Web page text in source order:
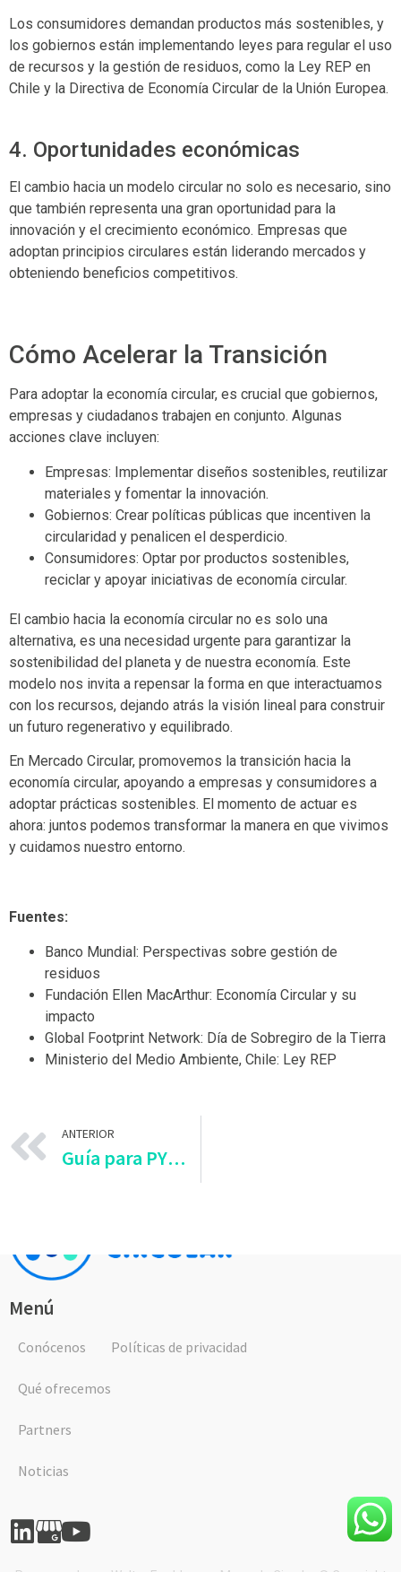
Los consumidores demandan productos más sostenibles, y
los gobiernos están implementando leyes para regular el uso
de recursos y la gestión de residuos, como la Ley REP en
Chile y la Directiva de Economía Circular de la Unión Europea.
4. Oportunidades económicas
El cambio hacia un modelo circular no solo es necesario, sino
que también representa una gran oportunidad para la
innovación y el crecimiento económico. Empresas que
adoptan principios circulares están liderando mercados y
obteniendo beneficios competitivos.
Cómo Acelerar la Transición
Para adoptar la economía circular, es crucial que gobiernos,
empresas y ciudadanos trabajen en conjunto. Algunas
acciones clave incluyen:
Empresas: Implementar diseños sostenibles, reutilizar
materiales y fomentar la innovación.
Gobiernos: Crear políticas públicas que incentiven la
circularidad y penalicen el desperdicio.
Consumidores: Optar por productos sostenibles,
reciclar y apoyar iniciativas de economía circular.
El cambio hacia la economía circular no es solo una
alternativa, es una necesidad urgente para garantizar la
sostenibilidad del planeta y de nuestra economía. Este
modelo nos invita a repensar la forma en que interactuamos
con los recursos, dejando atrás la visión lineal para construir
un futuro regenerativo y equilibrado.
En Mercado Circular, promovemos la transición hacia la
economía circular, apoyando a empresas y consumidores a
adoptar prácticas sostenibles. El momento de actuar es
ahora: juntos podemos transformar la manera en que vivimos
y cuidamos nuestro entorno.
Fuentes:
Banco Mundial: Perspectivas sobre gestión de
residuos
Fundación Ellen MacArthur: Economía Circular y su
impacto
Global Footprint Network: Día de Sobregiro de la Tierra
Ministerio del Medio Ambiente, Chile: Ley REP
ANTERIOR
Guía para PYMES: Cómo Cumplir con la Ley REP Sin Dificultades
Menú
Conócenos
Qué ofrecemos
Partners
Noticias
Políticas de privacidad